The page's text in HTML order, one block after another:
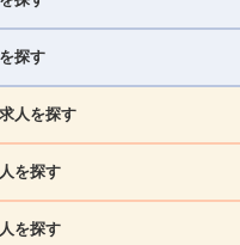
手県
馬県
吸器科
消化器外科
探す
歓迎
外来のみ
人を探す
県
を探す
を探す